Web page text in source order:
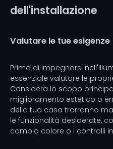
dell'installazione
Valutare le tue esigenze
Prima di impegnarsi
essenziale valutare le
Considera lo scopo
miglioramento estetico o
della tua casa trarranno
le funzionalità desiderate,
cambio colore o i controlli